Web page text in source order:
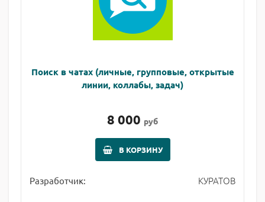
Поиск в чатах (личные, групповые, открытые
линии, коллабы, задач)
8 000 руб
В КОРЗИНУ
Разработчик: КУРАТОВ